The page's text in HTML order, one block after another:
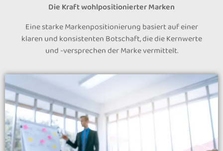
Die Kraft wohlpositionierter Marken
Eine starke Markenpositionierung basiert auf einer
klaren und konsistenten Botschaft, die die Kernwerte
und -versprechen der Marke vermittelt.